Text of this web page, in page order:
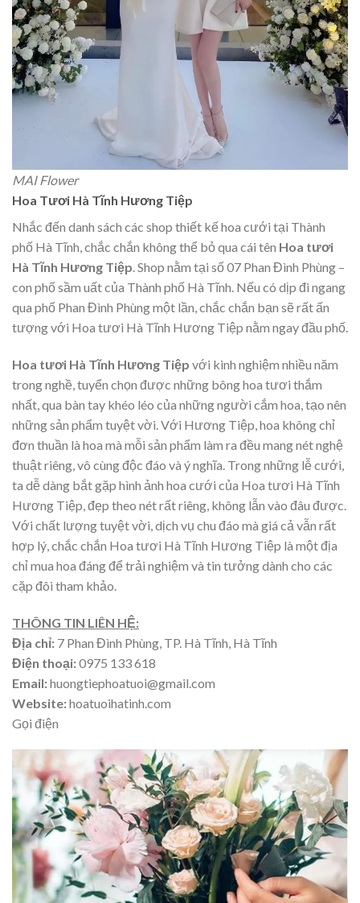
MAI Flower
Hoa Tươi Hà Tĩnh Hương Tiệp
Nhắc đến danh sách các shop thiết kế hoa cưới tại Thành
phố Hà Tĩnh, chắc chắn không thể bỏ qua cái tên Hoa tươi
Hà Tĩnh Hương Tiệp. Shop nằm tại số 07 Phan Đình Phùng –
con phố sầm uất của Thành phố Hà Tĩnh. Nếu có dịp đi ngang
qua phố Phan Đình Phùng một lần, chắc chắn bạn sẽ rất ấn
tượng với Hoa tươi Hà Tĩnh Hương Tiệp nằm ngay đầu phố.
Hoa tươi Hà Tĩnh Hương Tiệp với kinh nghiệm nhiều năm
trong nghề, tuyển chọn được những bông hoa tươi thắm
nhất, qua bàn tay khéo léo của những người cắm hoa, tạo nên
những sản phẩm tuyệt vời. Với Hương Tiệp, hoa không chỉ
đơn thuần là hoa mà mỗi sản phẩm làm ra đều mang nét nghệ
thuật riêng, vô cùng độc đáo và ý nghĩa. Trong những lễ cưới,
ta dễ dàng bắt gặp hình ảnh hoa cưới của Hoa tươi Hà Tĩnh
Hương Tiệp, đẹp theo nét rất riêng, không lẫn vào đâu được.
Với chất lượng tuyệt vời, dịch vụ chu đáo mà giá cả vẫn rất
hợp lý, chắc chắn Hoa tươi Hà Tĩnh Hương Tiệp là một địa
chỉ mua hoa đáng để trải nghiệm và tin tưởng dành cho các
cặp đôi tham khảo.
THÔNG TIN LIÊN HỆ:
Địa chỉ: 7 Phan Đình Phùng, TP. Hà Tĩnh, Hà Tĩnh
Điện thoại:0975 133 618
Email:huongtiephoatuoi@gmail.com
Website:hoatuoihatinh.com
Gọi điện